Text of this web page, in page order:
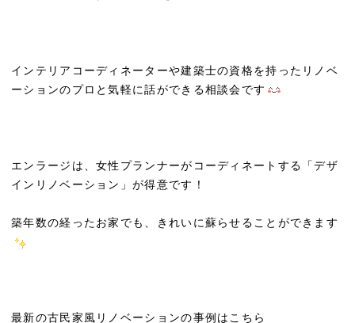
インテリアコーディネーターや建築士の資格を持ったリノベ
ーションのプロと気軽に話ができる相談会です
エンラージは、女性プランナーがコーディネートする「デザ
インリノベーション」が得意です！
築年数の経ったお家でも、きれいに蘇らせることができます
最新の古民家風リノベーションの事例はこちら